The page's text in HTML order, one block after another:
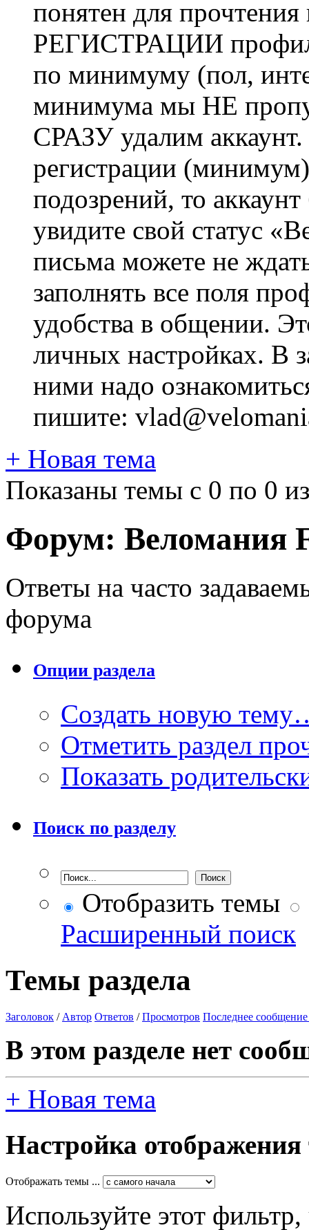
понятен для
РЕГИСТРАЦИИ профиль
по минимуму (пол,
минимума мы НЕ
СРАЗУ удалим
регистрации
подозрений, то
увидите свой статус
письма можете не
заполнять все поля
удобства в общении.
личных настройках. В
ними надо
пишите:
+ Новая тема
Показаны темы с 0 по 0
Форум: Веломания
Ответы на часто
форума
Опции раздела
Создать новую
Отметить раздел
Показать
Поиск по разделу
Отобразить темы
Расширенный поиск
Темы раздела
Заголовок / Автор Ответов /Просмотров Последнее сообщение
В этом разделе нет
+ Новая тема
Настройка отображения
Отображать темы ...
Используйте этот